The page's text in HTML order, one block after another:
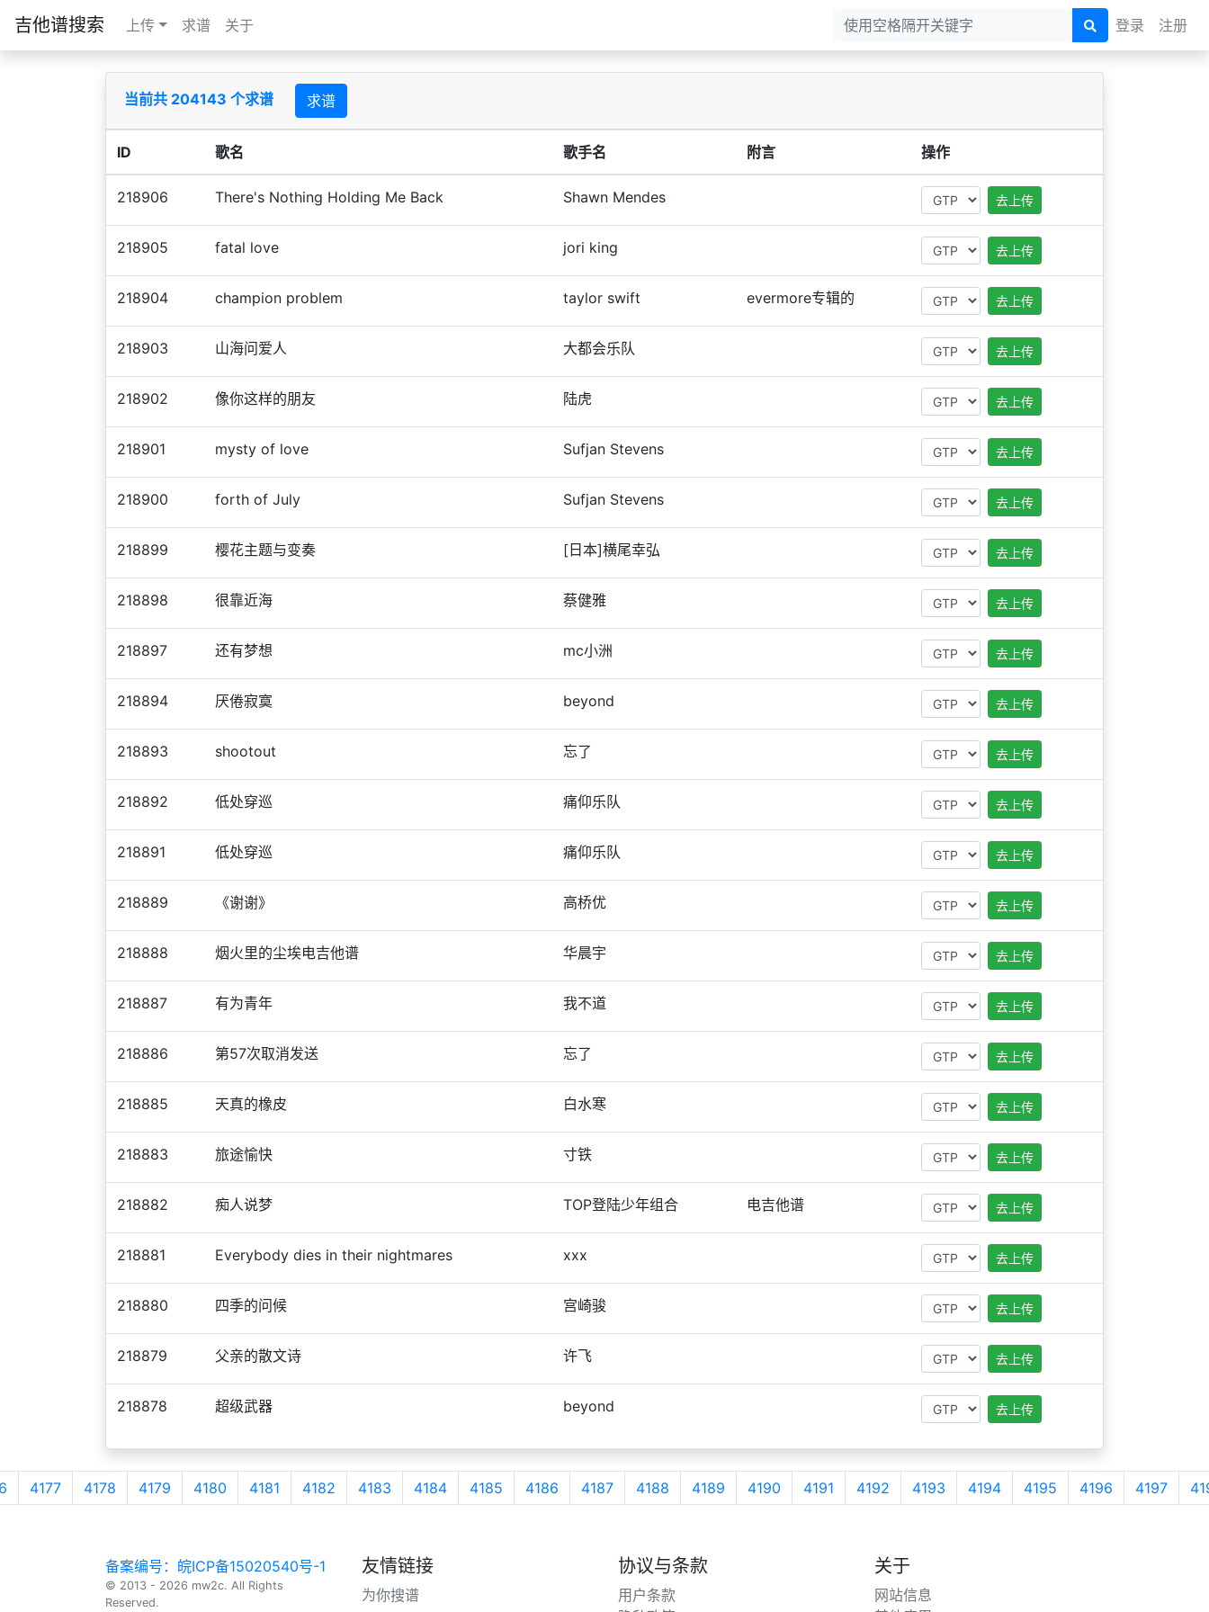
吉他谱搜索 上传 求谱 关于 登录 注册
当前共 204143 个求谱 求谱
ID 歌名 歌手名 附言 操作
218906 There's Nothing Holding Me Back Shawn Mendes 去上传
218905 fatal love jori king 去上传
218904 champion problem taylor swift evermore专辑的 去上传
218903 山海问爱人 大都会乐队 去上传
218902 像你这样的朋友 陆虎 去上传
218901 mysty of love Sufjan Stevens 去上传
218900 forth of July Sufjan Stevens 去上传
218899 樱花主题与变奏 [日本]横尾幸弘 去上传
218898 很靠近海 蔡健雅 去上传
218897 还有梦想 mc小洲 去上传
218894 厌倦寂寞 beyond 去上传
218893 shootout 忘了 去上传
218892 低处穿巡 痛仰乐队 去上传
218891 低处穿巡 痛仰乐队 去上传
218889 《谢谢》 高桥优 去上传
218888 烟火里的尘埃电吉他谱 华晨宇 去上传
218887 有为青年 我不道 去上传
218886 第57次取消发送 忘了 去上传
218885 天真的橡皮 白水寒 去上传
218883 旅途愉快 寸铁 去上传
218882 痴人说梦 TOP登陆少年组合 电吉他谱 去上传
218881 Everybody dies in their nightmares xxx 去上传
218880 四季的问候 宫崎骏 去上传
218879 父亲的散文诗 许飞 去上传
218878 超级武器 beyond 去上传
4177 4178 4179 4180 4181 4182 4183 4184 4185 4186 4187 4188 4189 4190 4191 4192 4193 4194 4195 4196 4197
备案编号：皖ICP备15020540号-1
© 2013 - 2026 mw2c. All Rights
Reserved.
友情链接
为你搜谱
协议与条款
用户条款
关于
网站信息